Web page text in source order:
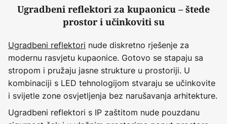
Ugradbeni reflektori za kupaonicu – štede
prostor i učinkoviti su
Ugradbeni reflektori nude diskretno rješenje za
modernu rasvjetu kupaonice. Gotovo se stapaju sa
stropom i pružaju jasne strukture u prostoriji. U
kombinaciji s LED tehnologijom stvaraju se učinkovite
i svijetle zone osvjetljenja bez narušavanja arhitekture.
Ugradbeni reflektori s IP zaštitom nude pouzdanu